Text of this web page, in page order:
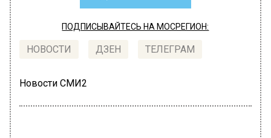
ПОДПИСЫВАЙТЕСЬ НА МОСРЕГИОН:
НОВОСТИ ДЗЕН ТЕЛЕГРАМ
Новости СМИ2